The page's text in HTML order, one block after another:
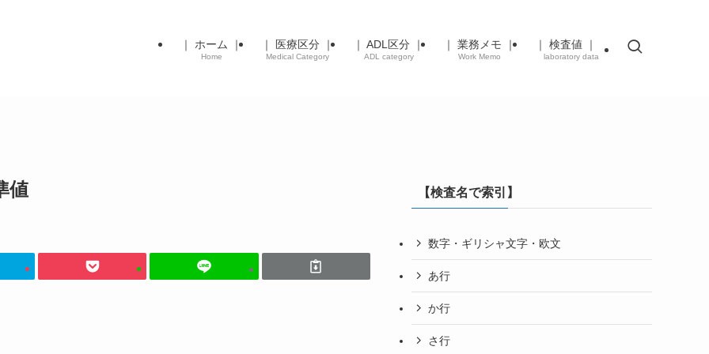
｜ ホーム ｜
Home
｜ 医療区分 ｜
Medical Category
｜ ADL区分 ｜
ADL category
｜ 業務メモ ｜
Work Memo
｜ 検査値 ｜
laboratory data
値 【検査名で索引】
数字・ギリシャ文字・欧文
あ行
か行
さ行